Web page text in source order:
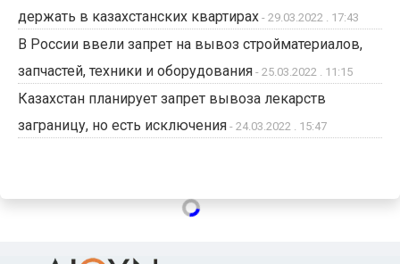
держать в казахстанских квартирах - 29.03.2022 . 17:43
В России ввели запрет на вывоз стройматериалов,
запчастей, техники и оборудования - 25.03.2022 . 11:15
Казахстан планирует запрет вывоза лекарств
заграницу, но есть исключения - 24.03.2022 . 15:47